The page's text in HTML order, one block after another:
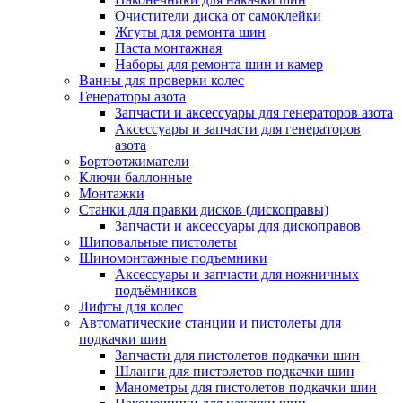
Очистители диска от самоклейки
Жгуты для ремонта шин
Паста монтажная
Наборы для ремонта шин и камер
Ванны для проверки колес
Генераторы азота
Запчасти и аксессуары для генераторов азота
Аксессуары и запчасти для генераторов
азота
Бортоотжиматели
Ключи баллонные
Монтажки
Станки для правки дисков (дископравы)
Запчасти и аксессуары для дископравов
Шиповальные пистолеты
Шиномонтажные подъемники
Аксессуары и запчасти для ножничных
подъёмников
Лифты для колес
Автоматические станции и пистолеты для
подкачки шин
Запчасти для пистолетов подкачки шин
Шланги для пистолетов подкачки шин
Манометры для пистолетов подкачки шин